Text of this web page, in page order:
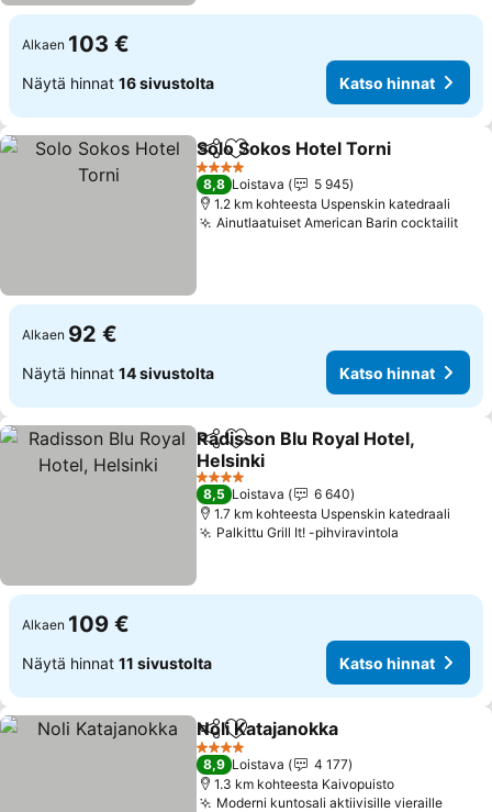
Alkaen 103 €
Näytä hinnat 16 sivustolta Katso hinnat
Jaa Lisää suosikkeihin
Solo Sokos Hotel Torni
4 Tähtiluokitus
8,8 Loistava
5 945
1.2 km kohteesta Uspenskin katedraali
Ainutlaatuiset American Barin cocktailit
Alkaen 92 €
Näytä hinnat 14 sivustolta Katso hinnat
Jaa Lisää suosikkeihin
Radisson Blu Royal Hotel,
Helsinki
4 Tähtiluokitus
8,5 Loistava
6 640
1.7 km kohteesta Uspenskin katedraali
Palkittu Grill It! -pihviravintola
Alkaen 109 €
Näytä hinnat 11 sivustolta Katso hinnat
Jaa Lisää suosikkeihin
Noli Katajanokka
4 Tähtiluokitus
8,9 Loistava
4 177
1.3 km kohteesta Kaivopuisto
Moderni kuntosali aktiivisille vieraille